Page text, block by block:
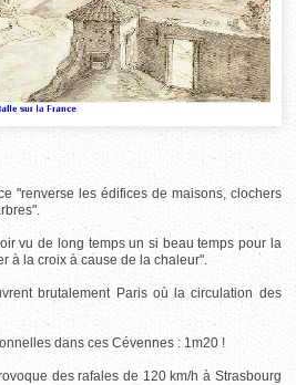
"renverse les édifices de maisons, clochers
vu de long temps un si beau temps pour la
à la croix à cause de la chaleur".
brutalement Paris où la circulation des
dans ces Cévennes : 1m20 !
des rafales de 120 km/h à Strasbourg